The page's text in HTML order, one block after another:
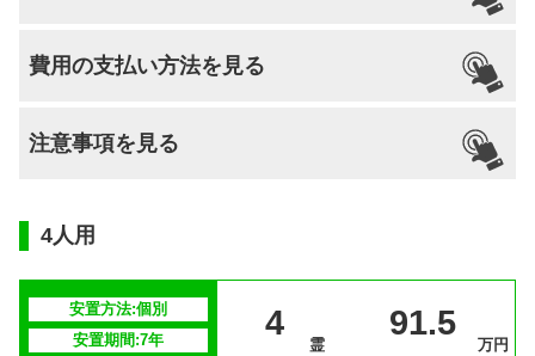
国籍 宗派
納骨
生前申込
可能
費用の支払い方法を見る
注意事項を見る
安置期間経
過後
供養方法
毎年合同供養祭を6月第一日曜日に執り行い
4人用
安置方法:個別
安置期間:7年
4
霊
91.5
万円